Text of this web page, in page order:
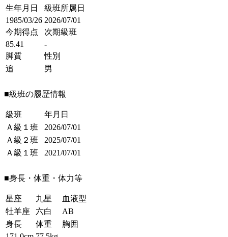
生年月日
級班所属日
1985/03/26 2026/07/01
今期得点
次期級班
85.41
-
脚質
性別
追
男
■級班の履歴情報
級班
年月日
Ａ級１班
2026/07/01
Ａ級２班
2025/07/01
Ａ級１班
2021/07/01
■身長・体重・体力等
星座 九星
血液型
牡羊座
六白
AB
身長
体重
胸囲